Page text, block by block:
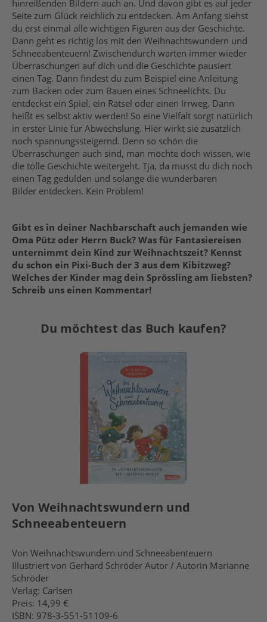
hinreißenden Bildern auch an. Und davon gibt es auf jeder
Seite zum Glück reichlich zu entdecken. Am Anfang siehst
du erst einmal alle wichtigen Figuren aus der Geschichte.
Dann geht es richtig los mit den Weihnachtswundern und
Schneeabenteuern! Zwischendurch warten immer wieder
Überraschungen auf dich und die Geschichte pausiert
einen Tag. Dann findest du zum Beispiel eine Anleitung
zum Backen oder zum Bauen eines Schneelichts. Du
entdeckst ein Spiel, ein Rätsel oder einen Irrweg. Dann
heißt es selbst aktiv werden! So eine Vielfalt sorgt natürlich
in erster Linie für Abwechslung. Hier wirkt sie zusätzlich
noch spannungssteigernd. Denn so schön die
Überraschungen auch sind, man möchte doch wissen, wie
die tolle Geschichte weitergeht. Tja, da musst du dich noch
einen Tag gedulden und solange die wunderbaren
Bilder entdecken. Kein Problem!
Gibt es in deiner Nachbarschaft auch jemanden wie
Oma Pütz oder Herrn Buck? Was für Fantasiereisen
unternimmt dein Kind zur Weihnachtszeit? Kennst
du schon ein Pixi-Buch der 3 aus dem Kibitzweg?
Welches der Kinder mag dein Sprössling am liebsten?
Schreib uns einen Kommentar!
Du möchtest das Buch kaufen?
Von Weihnachtswundern und
Schneeabenteuern
Von Weihnachtswundern und Schneeabenteuern
Illustriert von Gerhard Schröder Autor / Autorin Marianne
Schröder
Verlag: Carlsen
Preis: 14,99 €
ISBN: 978-3-551-51109-6